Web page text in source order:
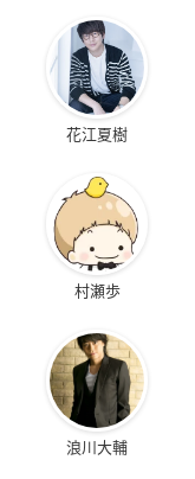
花江夏樹
村瀬歩
浪川大輔